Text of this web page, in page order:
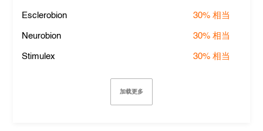
Esclerobion 30% 相当
Neurobion 30% 相当
Stimulex 30% 相当
加载更多